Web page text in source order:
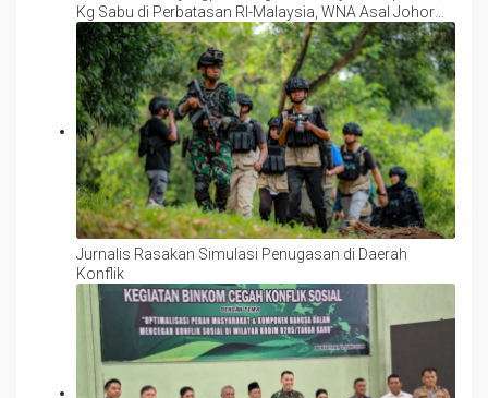
Kg Sabu di Perbatasan RI-Malaysia, WNA Asal Johor
Diamankan
Jurnalis Rasakan Simulasi Penugasan di Daerah
Konflik